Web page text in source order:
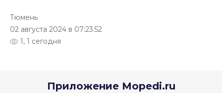
Тюмень
02 августа 2024 в 07:23:52
1, 1 сегодня
Приложение Mopedi.ru